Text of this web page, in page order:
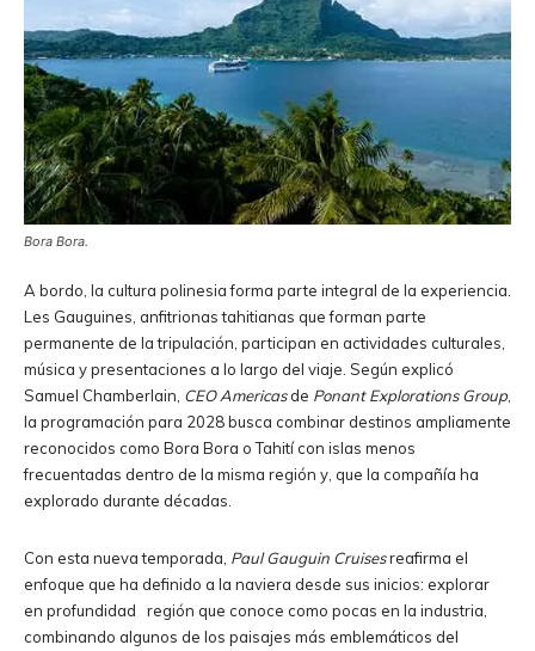
Bora Bora.
A bordo, la cultura polinesia forma parte integral de la experiencia.
Les Gauguines, anfitrionas tahitianas que forman parte
permanente de la tripulación, participan en actividades culturales,
música y presentaciones a lo largo del viaje. Según explicó
Samuel Chamberlain, CEO Americasde Ponant Explorations Group,
la programación para 2028 busca combinar destinos ampliamente
reconocidos como Bora Bora o Tahití con islas menos
frecuentadas dentro de la misma región y, que la compañía ha
explorado durante décadas.
Con esta nueva temporada, Paul Gauguin Cruisesreafirma el
enfoque que ha definido a la naviera desde sus inicios: explorar
en profundidad región que conoce como pocas en la industria,
combinando algunos de los paisajes más emblemáticos del